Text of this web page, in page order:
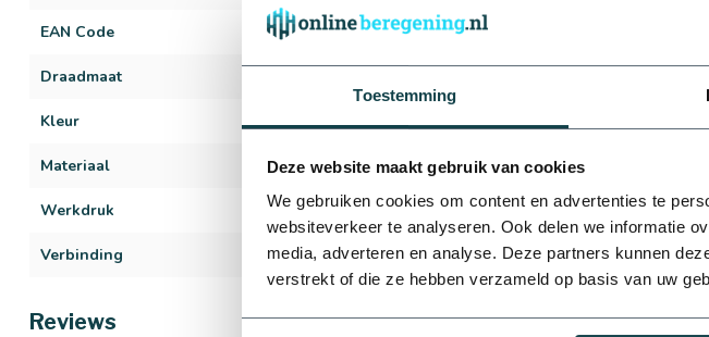
Toestemming
Deze website maakt gebruik van cookies
We gebruiken cookies om content en advertenties te
websiteverkeer te analyseren. Ook delen we informatie
media, adverteren en analyse. Deze partners kunnen
verstrekt of die ze hebben verzameld op basis van uw
EAN Code 7296173403219
Draadmaat
Kleur Zwart
Materiaal PP
Werkdruk 6 bar
Verbinding 2" t/m 4"
Reviews